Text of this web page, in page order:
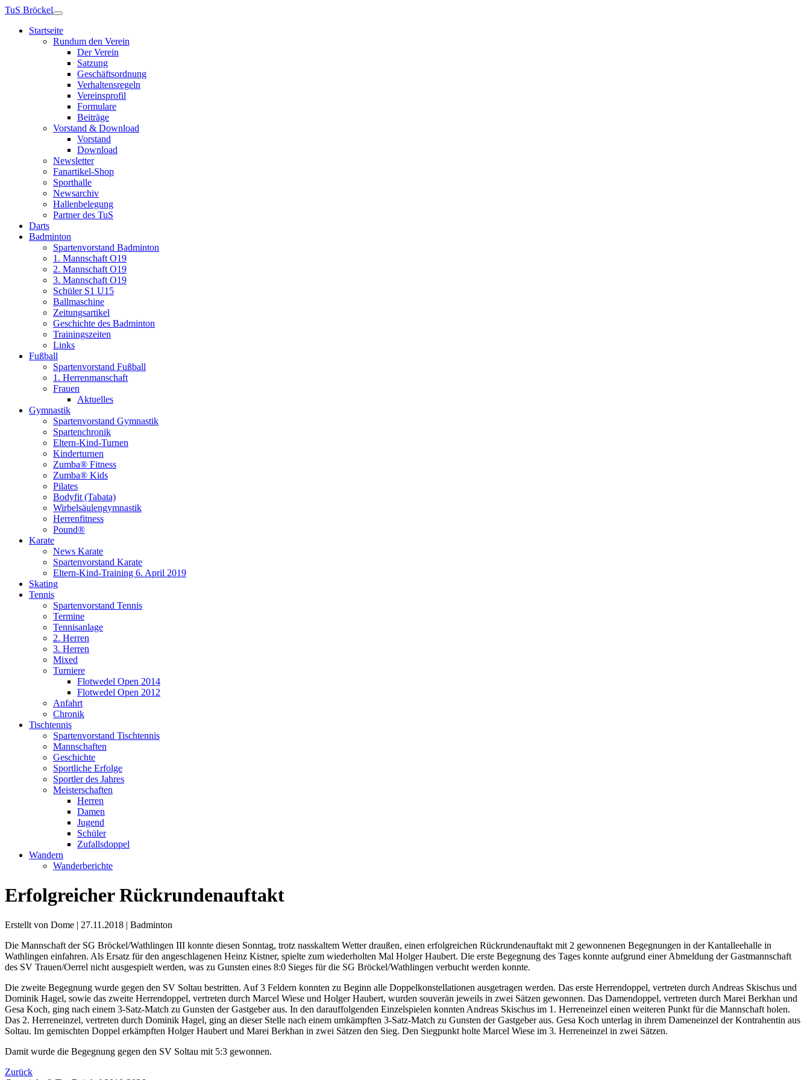
TuS Bröckel
Startseite
Rundum den Verein
Der Verein
Satzung
Geschäftsordnung
Verhaltensregeln
Vereinsprofil
Formulare
Beiträge
Vorstand & Download
Vorstand
Download
Newsletter
Fanartikel-Shop
Sporthalle
Newsarchiv
Hallenbelegung
Partner des TuS
Darts
Badminton
Spartenvorstand Badminton
1. Mannschaft O19
2. Mannschaft O19
3. Mannschaft O19
Schüler S1 U15
Ballmaschine
Zeitungsartikel
Geschichte des Badminton
Trainingszeiten
Links
Fußball
Spartenvorstand Fußball
1. Herrenmanschaft
Frauen
Aktuelles
Gymnastik
Spartenvorstand Gymnastik
Spartenchronik
Eltern-Kind-Turnen
Kinderturnen
Zumba® Fitness
Zumba® Kids
Pilates
Bodyfit (Tabata)
Wirbelsäulengymnastik
Herrenfitness
Pound®
Karate
News Karate
Spartenvorstand Karate
Eltern-Kind-Training 6. April 2019
Skating
Tennis
Spartenvorstand Tennis
Termine
Tennisanlage
2. Herren
3. Herren
Mixed
Turniere
Flotwedel Open 2014
Flotwedel Open 2012
Anfahrt
Chronik
Tischtennis
Spartenvorstand Tischtennis
Mannschaften
Geschichte
Sportliche Erfolge
Sportler des Jahres
Meisterschaften
Herren
Damen
Jugend
Schüler
Zufallsdoppel
Wandern
Wanderberichte
Erfolgreicher Rückrundenauftakt
Erstellt von Dome | 27.11.2018 | Badminton
Die Mannschaft der SG Bröckel/Wathlingen III konnte diesen Sonntag, trotz nasskaltem Wetter draußen, einen erfolgreichen Rückrundenauftakt mit 2 gewonnenen Begegnungen in der Kantalleehalle in
Wathlingen einfahren. Als Ersatz für den angeschlagenen Heinz Kistner, spielte zum wiederholten Mal Holger Haubert. Die erste Begegnung des Tages konnte aufgrund einer Abmeldung der Gastmannschaft
des SV Trauen/Oerrel nicht ausgespielt werden, was zu Gunsten eines 8:0 Sieges für die SG Bröckel/Wathlingen verbucht werden konnte.
Die zweite Begegnung wurde gegen den SV Soltau bestritten. Auf 3 Feldern konnten zu Beginn alle Doppelkonstellationen ausgetragen werden. Das erste Herrendoppel, vertreten durch Andreas Skischus und
Dominik Hagel, sowie das zweite Herrendoppel, vertreten durch Marcel Wiese und Holger Haubert, wurden souverän jeweils in zwei Sätzen gewonnen. Das Damendoppel, vertreten durch Marei Berkhan und
Gesa Koch, ging nach einem 3-Satz-Match zu Gunsten der Gastgeber aus. In den darauffolgenden Einzelspielen konnten Andreas Skischus im 1. Herreneinzel einen weiteren Punkt für die Mannschaft holen.
Das 2. Herreneinzel, vertreten durch Dominik Hagel, ging an dieser Stelle nach einem umkämpften 3-Satz-Match zu Gunsten der Gastgeber aus. Gesa Koch unterlag in ihrem Dameneinzel der Kontrahentin aus
Soltau. Im gemischten Doppel erkämpften Holger Haubert und Marei Berkhan in zwei Sätzen den Sieg. Den Siegpunkt holte Marcel Wiese im 3. Herreneinzel in zwei Sätzen.
Damit wurde die Begegnung gegen den SV Soltau mit 5:3 gewonnen.
Zurück